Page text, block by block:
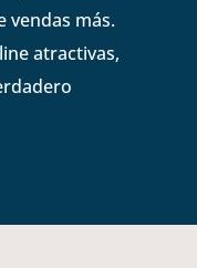
vendas más.
atractivas,